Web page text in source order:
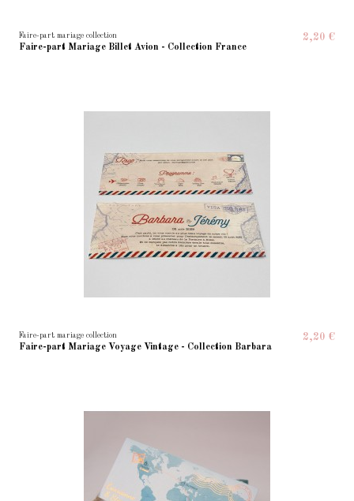
Faire-part mariage collection
Faire-part Mariage Billet Avion - Collection France
2,20 €
Faire-part mariage collection
Faire-part Mariage Voyage Vintage - Collection Barbara
2,20 €